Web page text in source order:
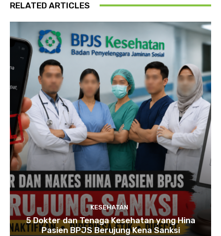
RELATED ARTICLES
KESEHATAN
5 Dokter dan Tenaga Kesehatan yang Hina
Pasien BPJS Berujung Kena Sanksi